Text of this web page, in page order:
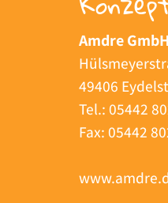
Amdre GmbH
49406
Tel.: 05442
Fax: 05442